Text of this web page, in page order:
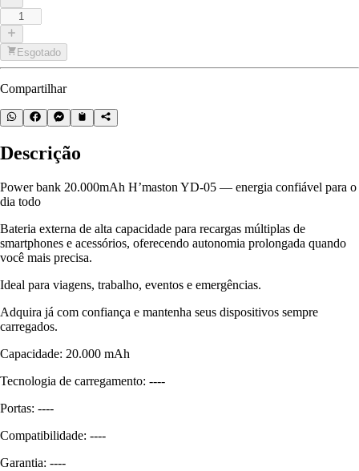
Esgotado
Compartilhar
Descrição
Power bank 20.000mAh H’maston YD-05 — energia confiável para o
dia todo
Bateria externa de alta capacidade para recargas múltiplas de
smartphones e acessórios, oferecendo autonomia prolongada quando
você mais precisa.
Ideal para viagens, trabalho, eventos e emergências.
Adquira já com confiança e mantenha seus dispositivos sempre
carregados.
Capacidade: 20.000 mAh
Tecnologia de carregamento: ----
Portas: ----
Compatibilidade: ----
Garantia: ----